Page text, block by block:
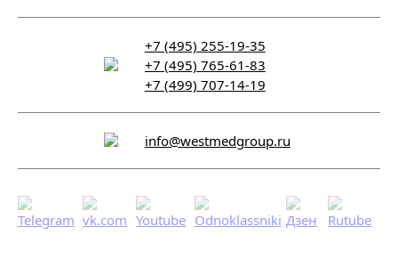
+7 (495) 255-19-35
+7 (495) 765-61-83
+7 (499) 707-14-19
info@westmedgroup.ru